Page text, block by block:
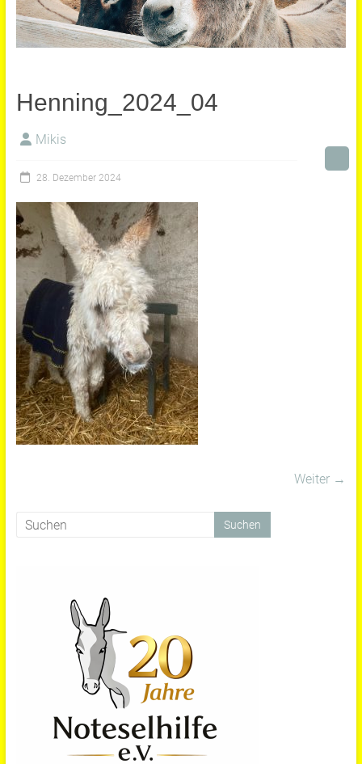
Henning_2024_04
Mikis
28. Dezember 2024
Weiter →